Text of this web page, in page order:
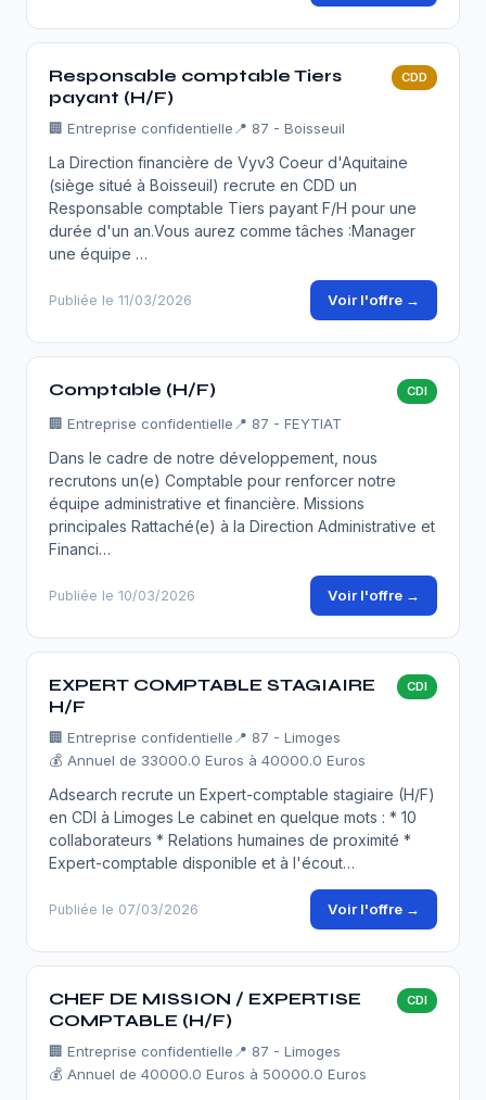
Responsable comptable Tiers
payant (H/F)
CDD
🏢 Entreprise confidentielle 📍 87 - Boisseuil
La Direction financière de Vyv3 Coeur d'Aquitaine
(siège situé à Boisseuil) recrute en CDD un
Responsable comptable Tiers payant F/H pour une
durée d'un an.Vous aurez comme tâches :Manager
une équipe …
Publiée le 11/03/2026 Voir l'offre →
Comptable (H/F) CDI
🏢 Entreprise confidentielle 📍 87 - FEYTIAT
Dans le cadre de notre développement, nous
recrutons un(e) Comptable pour renforcer notre
équipe administrative et financière. Missions
principales Rattaché(e) à la Direction Administrative et
Financi…
Publiée le 10/03/2026 Voir l'offre →
EXPERT COMPTABLE STAGIAIRE
H/F
CDI
🏢 Entreprise confidentielle 📍 87 - Limoges
💰 Annuel de 33000.0 Euros à 40000.0 Euros
Adsearch recrute un Expert-comptable stagiaire (H/F)
en CDI à Limoges Le cabinet en quelque mots : * 10
collaborateurs * Relations humaines de proximité *
Expert-comptable disponible et à l'écout…
Publiée le 07/03/2026 Voir l'offre →
CHEF DE MISSION / EXPERTISE
COMPTABLE (H/F)
CDI
🏢 Entreprise confidentielle 📍 87 - Limoges
💰 Annuel de 40000.0 Euros à 50000.0 Euros